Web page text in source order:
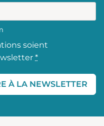
soient
*
À LA NEWSLETTER